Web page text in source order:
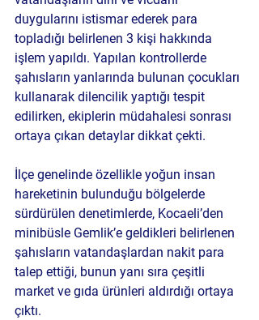
duygularını istismar ederek para
topladığı belirlenen 3 kişi hakkında
işlem yapıldı. Yapılan kontrollerde
şahısların yanlarında bulunan çocukları
kullanarak dilencilik yaptığı tespit
edilirken, ekiplerin müdahalesi sonrası
ortaya çıkan detaylar dikkat çekti.
İlçe genelinde özellikle yoğun insan
hareketinin bulunduğu bölgelerde
sürdürülen denetimlerde, Kocaeli’den
minibüsle Gemlik’e geldikleri belirlenen
şahısların vatandaşlardan nakit para
talep ettiği, bunun yanı sıra çeşitli
market ve gıda ürünleri aldırdığı ortaya
çıktı.